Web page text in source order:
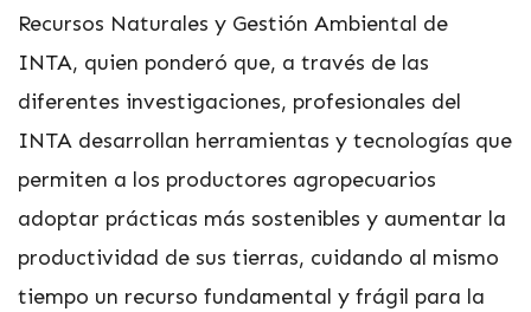
Recursos Naturales y Gestión Ambiental de
INTA, quien ponderó que, a través de las
diferentes investigaciones, profesionales del
INTA desarrollan herramientas y tecnologías que
permiten a los productores agropecuarios
adoptar prácticas más sostenibles y aumentar la
productividad de sus tierras, cuidando al mismo
tiempo un recurso fundamental y frágil para la